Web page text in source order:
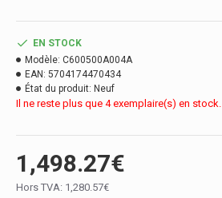
1,498.27€
Hors TVA: 1,280.57€
EN STOCK
Modèle: C600500A004A
EAN: 5704174470434
État du produit: Neuf
Il ne reste plus que 4 exemplaire(s) en stock.